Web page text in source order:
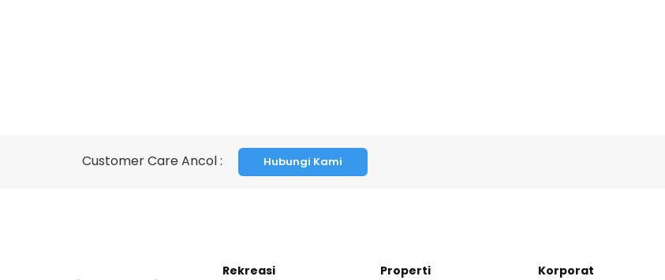
Customer Care Ancol : Hubungi Kami
Rekreasi Properti Korporat